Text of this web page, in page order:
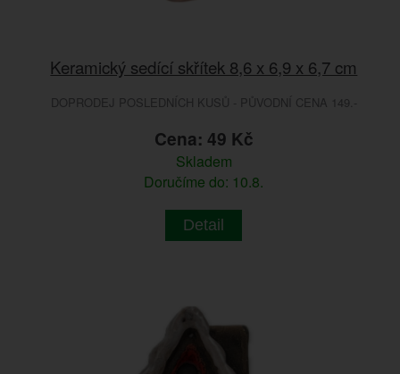
Keramický sedící skřítek 8,6 x 6,9 x 6,7 cm
DOPRODEJ POSLEDNÍCH KUSŮ - PŮVODNÍ CENA 149.-
Cena: 49 Kč
Skladem
Doručíme do: 10.8.
Detail